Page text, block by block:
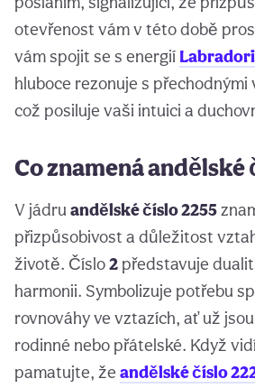
otevřenost vám v této době
vám spojit se s energií
hluboce rezonuje s přechodnými
což posiluje vaši intuici a
Co znamená andělské
V jádru andělské číslo 2255
přizpůsobivost a důležitost
životě. Číslo2 představuje
harmonii. Symbolizuje potřebu
rovnováhy ve vztazích, ať už
rodinné nebo přátelské. Když
pamatujte, že andělské číslo